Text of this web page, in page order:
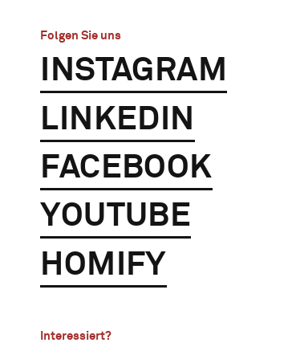
Folgen Sie uns
INSTAGRAM
LINKEDIN
FACEBOOK
YOUTUBE
HOMIFY
Interessiert?